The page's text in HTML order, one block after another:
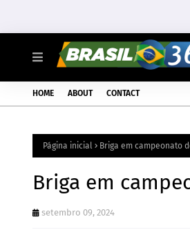
HOME ABOUT CONTACT
Página inicial Briga em campeonato
Briga em
setembro 09, 2024